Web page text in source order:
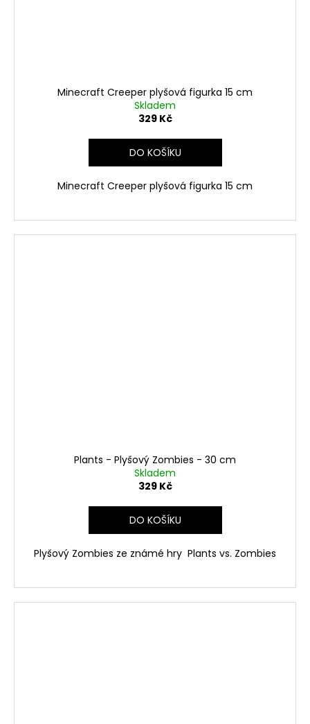
Minecraft Creeper plyšová figurka 15 cm
Skladem
329 Kč
DO KOŠÍKU
Minecraft Creeper plyšová figurka 15 cm
Plants - Plyšový Zombies - 30 cm
Skladem
329 Kč
DO KOŠÍKU
Plyšový Zombies ze známé hry Plants vs. Zombies